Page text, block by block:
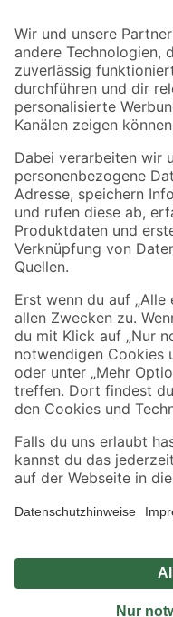
Der toom Newsletter: Keine
Zur Newsletter
Folge uns
Zahlungsarten
Sicher einkaufen
Jetzt die toom-App
Alle Preisangaben in EUR inkl.
Umständen nicht in allen Märkten
Produkte nur solange der Vorrat reicht.
*Paketversand ab 59 €
Privatsphäre
Nutzungsbedingungen